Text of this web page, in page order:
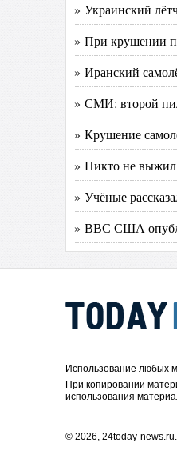
» Украинский
» При крушении
» Иранский
» СМИ: второй
» Крушение
» Никто не
» Учёные
» ВВС США
Использование любых
При копировании
использования
© 2026, 24today-